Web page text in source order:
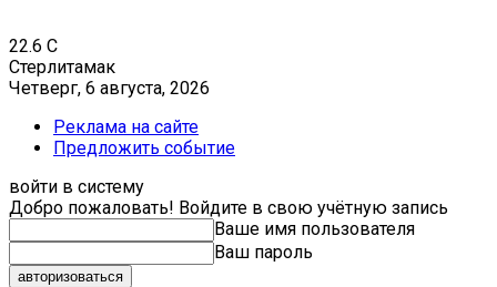
22.6 C
Стерлитамак
Четверг, 6 августа, 2026
Реклама на сайте
Предложить событие
войти в систему
Добро пожаловать! Войдите в свою учётную запись
Ваше имя пользователя
Ваш пароль